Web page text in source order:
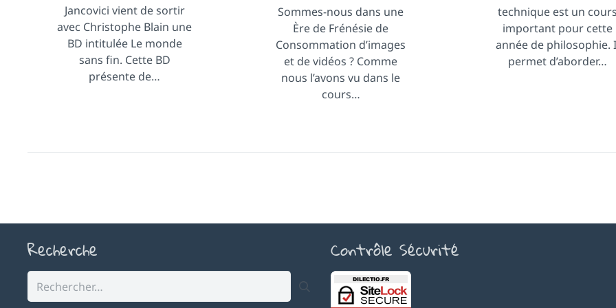
Jancovici vient de sortir
avec Christophe Blain une
BD intitulée Le monde
sans fin. Cette BD
présente de…
Sommes-nous dans une
Ère de Frénésie de
Consommation d’images
et de vidéos ? Comme
nous l’avons vu dans le
cours…
technique est un
important pour cette
année de philosophie.
permet d’aborder…
Recherche Contrôle Sécurité